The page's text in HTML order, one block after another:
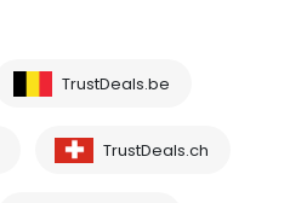
TrustDeals.be
TrustDeals.ch